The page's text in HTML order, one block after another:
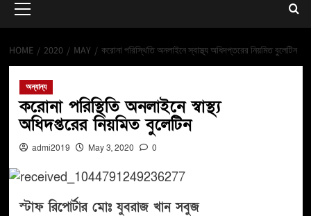
HOME 2020 MAY করোনা পরিস্থিতি অনলাইনে স্বাস্থ্য অধিদপ্তরের নিয়মিত বুলেটিন
অন্যান্য
করোনা পরিস্থিতি অনলাইনে স্বাস্থ্য
অধিদপ্তরের নিয়মিত বুলেটিন
admi2019 May 3, 2020 0
স্টাফ রিপোর্টার মোঃ যুবরাজ খান সবুজ